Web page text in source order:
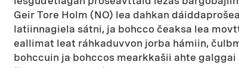
Geir Tore Holm (NO) lea dahkan
latiinnagiela sátni, ja bohcco čeaksa lea
eallimat leat ráhkaduvvon jorba hámiin,
bohccuin ja bohccos mearkkašii ahte